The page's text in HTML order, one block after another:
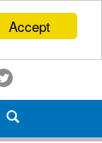
Accept